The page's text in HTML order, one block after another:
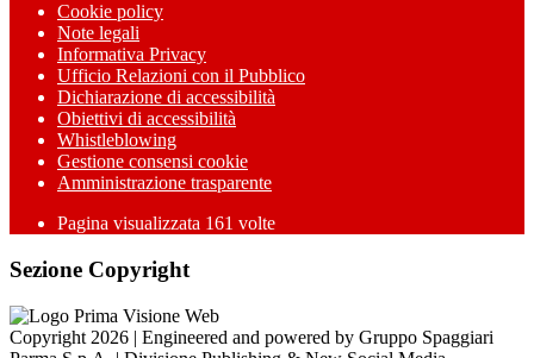
Cookie policy
Note legali
Informativa Privacy
Ufficio Relazioni con il Pubblico
Dichiarazione di accessibilità
Obiettivi di accessibilità
Whistleblowing
Gestione consensi cookie
Amministrazione trasparente
Pagina visualizzata 161 volte
Sezione Copyright
Copyright 2026 | Engineered and powered by Gruppo Spaggiari